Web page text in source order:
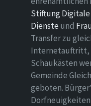
Stiftung Digitale
Dienste und
Transfer zu
Internetauftritt,
Schaukästen
Gemeinde
geboten.